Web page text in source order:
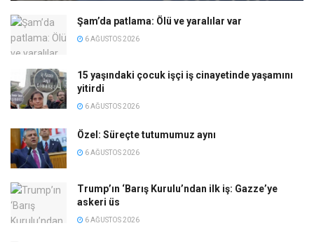
Şam’da patlama: Ölü ve yaralılar var
6 AĞUSTOS 2026
15 yaşındaki çocuk işçi iş cinayetinde yaşamını
yitirdi
6 AĞUSTOS 2026
Özel: Süreçte tutumumuz aynı
6 AĞUSTOS 2026
Trump’ın ‘Barış Kurulu’ndan ilk iş: Gazze’ye
askeri üs
6 AĞUSTOS 2026